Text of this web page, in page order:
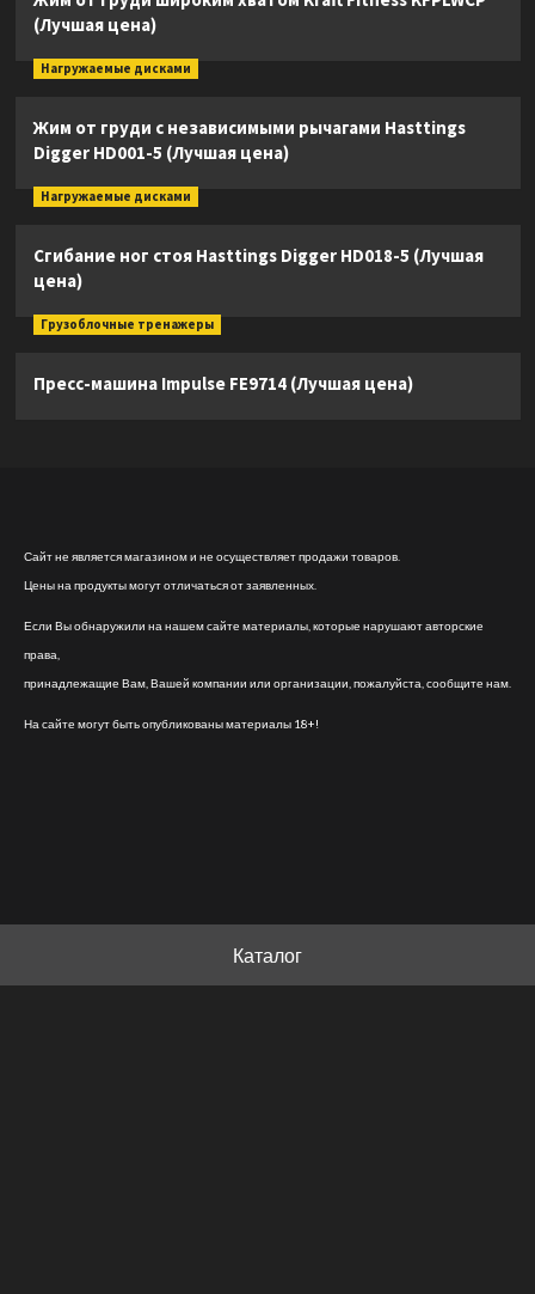
(Лучшая цена)
Нагружаемые дисками
Жим от груди с независимыми рычагами Hasttings
Digger HD001-5 (Лучшая цена)
Нагружаемые дисками
Сгибание ног стоя Hasttings Digger HD018-5 (Лучшая
цена)
Грузоблочные тренажеры
Пресс-машина Impulse FE9714 (Лучшая цена)
Сайт не является магазином и не осуществляет продажи товаров.
Цены на продукты могут отличаться от заявленных.
Если Вы обнаружили на нашем сайте материалы, которые нарушают авторские
права,
принадлежащие Вам, Вашей компании или организации, пожалуйста, сообщите нам.
На сайте могут быть опубликованы материалы 18+!
Каталог